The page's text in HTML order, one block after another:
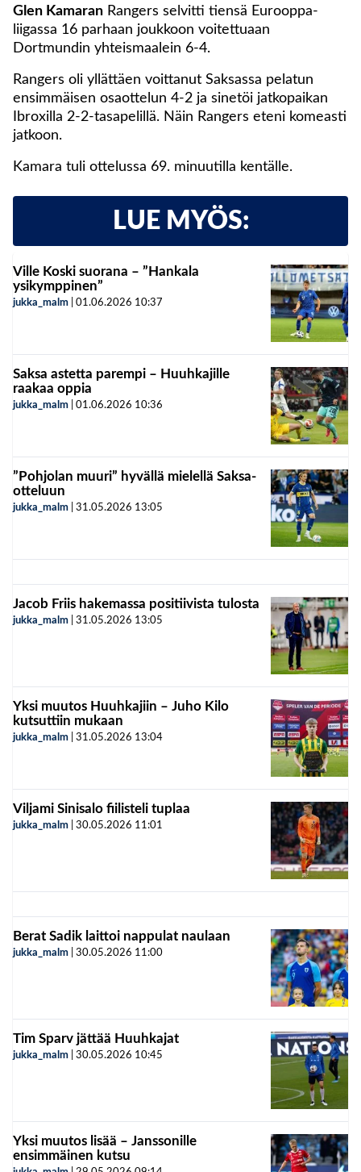
Glen Kamaran Rangers selvitti tiensä Eurooppa-
liigassa 16 parhaan joukkoon voitettuaan
Dortmundin yhteismaalein 6-4.
Rangers oli yllättäen voittanut Saksassa pelatun
ensimmäisen osaottelun 4-2 ja sinetöi jatkopaikan
Ibroxilla 2-2-tasapelillä. Näin Rangers eteni komeasti
jatkoon.
Kamara tuli ottelussa 69. minuutilla kentälle.
LUE MYÖS:
Ville Koski suorana – ”Hankala
ysikymppinen”
jukka_malm 01.06.2026 10:37
Saksa astetta parempi – Huuhkajille
raakaa oppia
jukka_malm 01.06.2026 10:36
”Pohjolan muuri” hyvällä mielellä Saksa-
otteluun
jukka_malm 31.05.2026 13:05
Jacob Friis hakemassa positiivista tulosta
jukka_malm 31.05.2026 13:05
Yksi muutos Huuhkajiin – Juho Kilo
kutsuttiin mukaan
jukka_malm 31.05.2026 13:04
Viljami Sinisalo fiilisteli tuplaa
jukka_malm 30.05.2026 11:01
Berat Sadik laittoi nappulat naulaan
jukka_malm 30.05.2026 11:00
Tim Sparv jättää Huuhkajat
jukka_malm 30.05.2026 10:45
Yksi muutos lisää – Janssonille
ensimmäinen kutsu